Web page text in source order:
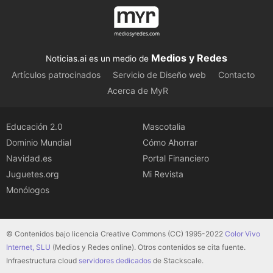
Noticias.ai es un medio de Medios y Redes
Artículos patrocinados Servicio de Diseño web
Contacto
Acerca de MyR
Educación 2.0
Dominio Mundial
Navidad.es
Juguetes.org
Monólogos
Mascotalia
Cómo Ahorrar
Portal Financiero
Mi Revista
© Contenidos bajo licencia Creative Commons (CC) 1995-2022 Color Vivo
Internet, SLU (Medios y Redes online). Otros contenidos se cita fuente.
Infraestructura cloud servidores dedicados de Stackscale.